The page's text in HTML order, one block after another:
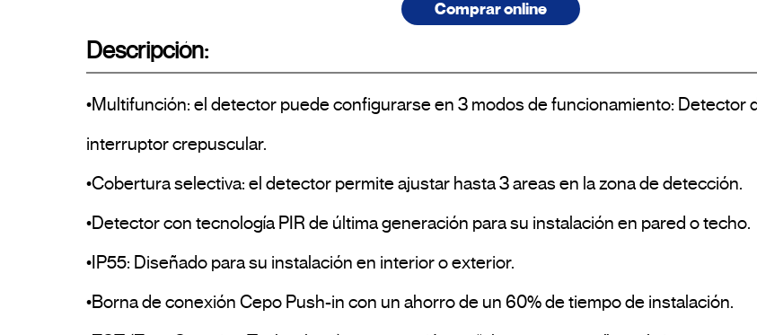
Comprar online
Descripción:
•Multifunción: el detector puede configurarse en 3 modos de funcionamiento: Detector
interruptor crepuscular.
•Cobertura selectiva: el detector permite ajustar hasta 3 areas en la zona de detección.
•Detector con tecnología PIR de última generación para su instalación en pared o techo.
•IP55: Diseñado para su instalación en interior o exterior.
•Borna de conexión Cepo Push-in con un ahorro de un 60% de tiempo de instalación.